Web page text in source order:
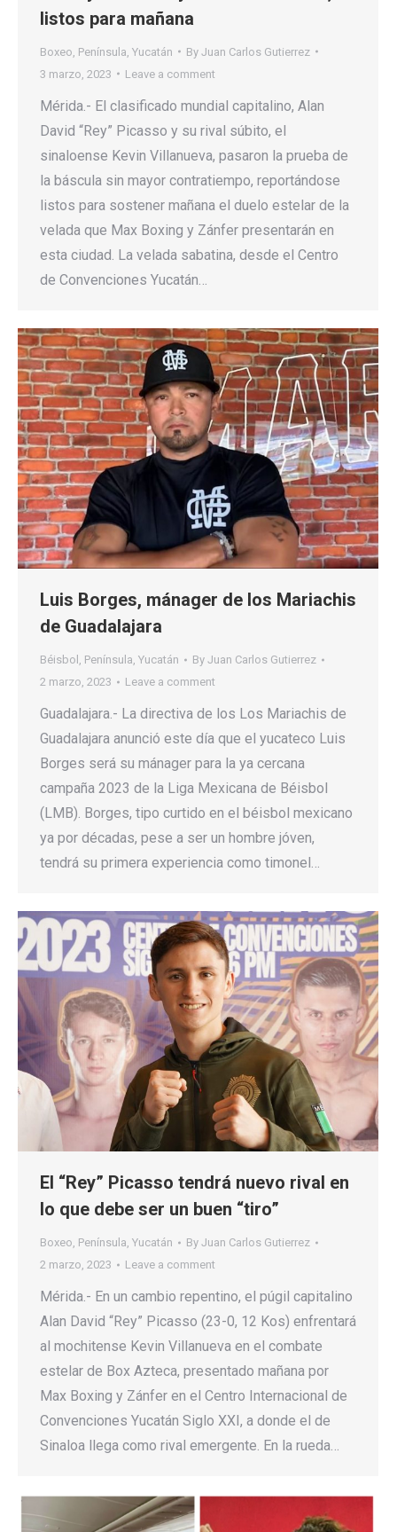
listos para mañana
Boxeo Península Yucatán By Juan Carlos Gutierrez
3 marzo, 2023
Leave a comment
Mérida.- El clasificado mundial capitalino, Alan
David “Rey” Picasso y su rival súbito, el
sinaloense Kevin Villanueva, pasaron la prueba de
la báscula sin mayor contratiempo, reportándose
listos para sostener mañana el duelo estelar de la
velada que Max Boxing y Zánfer presentarán en
esta ciudad. La velada sabatina, desde el Centro
de Convenciones Yucatán…
Luis Borges, mánager de los Mariachis
de Guadalajara
Béisbol , Península, Yucatán By Juan Carlos Gutierrez
2 marzo, 2023
Leave a comment
Guadalajara.- La directiva de los Los Mariachis de
Guadalajara anunció este día que el yucateco Luis
Borges será su mánager para la ya cercana
campaña 2023 de la Liga Mexicana de Béisbol
(LMB). Borges, tipo curtido en el béisbol mexicano
ya por décadas, pese a ser un hombre jóven,
tendrá su primera experiencia como timonel…
El “Rey” Picasso tendrá nuevo rival en
lo que debe ser un buen “tiro”
Boxeo, Península, Yucatán By Juan Carlos Gutierrez
2 marzo, 2023
Leave a comment
Mérida.- En un cambio repentino, el púgil capitalino
Alan David “Rey” Picasso (23-0, 12 Kos) enfrentará
al mochitense Kevin Villanueva en el combate
estelar de Box Azteca, presentado mañana por
Max Boxing y Zánfer en el Centro Internacional de
Convenciones Yucatán Siglo XXI, a donde el de
Sinaloa llega como rival emergente. En la rueda…